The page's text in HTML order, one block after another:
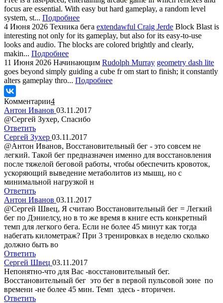
focus are essential. With easy but hard gameplay, a random level
system, st... Подробнее
4 Июня 2026 Техника бега extendawful Craig Jerde Block Blast is
interesting not only for its gameplay, but also for its easy-to-use
looks and audio. The blocks are colored brightly and clearly,
makin... Подробнее
11 Июня 2026 Начинающим Rudolph Murray geometry dash lite
goes beyond simply guiding a cube fr om start to finish; it constantly
alters gameplay thro... Подробнее
Комментарии4
Антон Иванов 03.11.2017
@Сергей Зухер, Спасибо
Ответить
Сергей Зухер 03.11.2017
@Антон Иванов, Восстановительный бег - это совсем не
легкий. Такой бег предназначен именно для восстановления
после тяжелой беговой работы, чтобы обеспечить кровоток,
ускоряющий выведение метаболитов из мышц, но с
минимальной нагрузкой н
Ответить
Антон Иванов 03.11.2017
@Сергей Швец, Я считаю Восстановительный бег = Легкий
бег по Дэниелсу, но в то же время в книге есть конкретный
темп для легкого бега. Если не более 45 минут как тогда
набегать километраж? При 3 тренировках в неделю сколько
должно быть во
Ответить
Сергей Швец 03.11.2017
Непонятно-что для Вас -восстановительный бег.
Восстановительный бег это бег в первой пульсовой зоне по
времени -не более 45 мин. Темп здесь - вторичен.
Ответить